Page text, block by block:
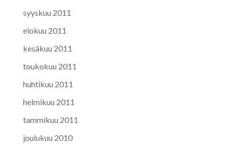
syyskuu 2011
elokuu 2011
kesäkuu 2011
toukokuu 2011
huhtikuu 2011
helmikuu 2011
tammikuu 2011
joulukuu 2010